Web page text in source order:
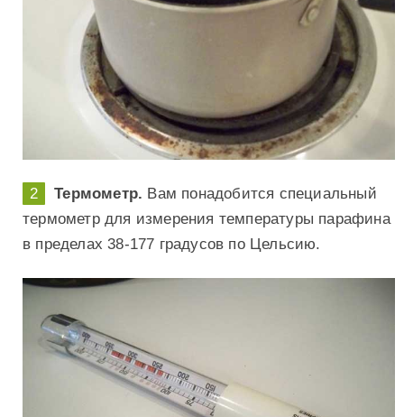
Термометр. Вам понадобится специальный
термометр для измерения температуры парафина
в пределах 38-177 градусов по Цельсию.